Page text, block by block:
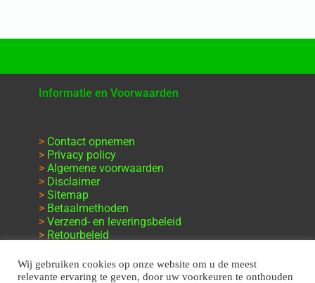
Informatie en Voorwaarden
> Contact opnemen
> Privacy policy
> Algemene voorwaarden
> Disclaimer
> Sitemap
> Betaalmethoden
> Verzend- en leveringsbeleid
> Retourbeleid
Wij gebruiken cookies op onze website om u de meest
relevante ervaring te geven, door uw voorkeuren te onthouden